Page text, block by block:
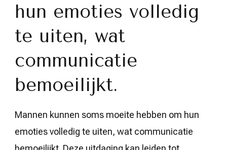
hun emoties volledig
te uiten, wat
communicatie
bemoeilijkt.
Mannen kunnen soms moeite hebben om hun
emoties volledig te uiten, wat communicatie